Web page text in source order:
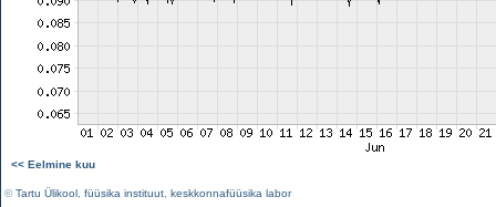
<< Eelmine kuu
©Tartu Ülikool füüsika instituut keskkonnafüüsika labor